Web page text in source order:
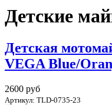
Детские
Детская
VEGA Blue/
2600 руб
Артикул: TLD-0735-23